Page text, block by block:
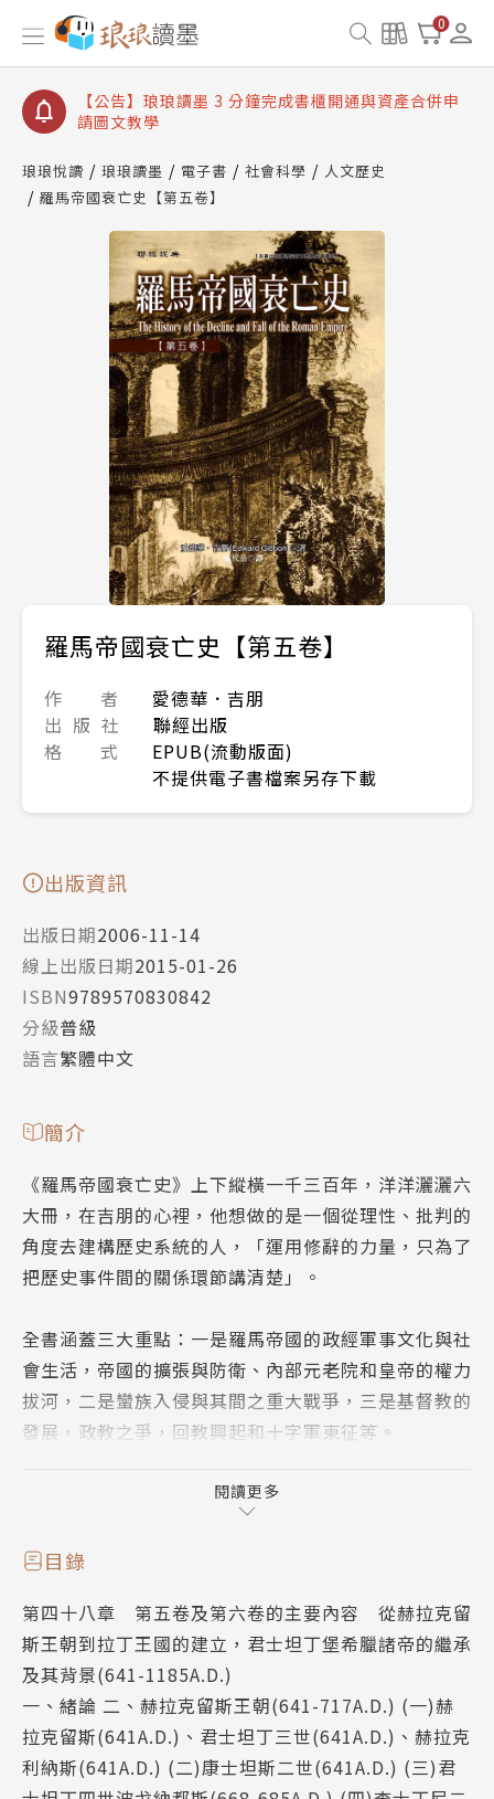
0
【公告】琅琅讀墨數位閱讀資產合併與書櫃開通申請
【公告】琅琅讀墨書櫃開通常見問題
【公告】琅琅讀墨 3 分鐘完成書櫃開通與資產合併申
請圖文教學
查詢
【公告】琅琅讀墨數位閱讀資產合併與書櫃開通申請
琅琅悅讀 琅琅讀墨 電子書 社會科學
人文歷史
羅馬帝國衰亡史【第五卷】
羅馬帝國衰亡史【第五卷】
作 者
愛德華．吉朋
出 版 社
聯經出版
格 式
EPUB(流動版面)
不提供電子書檔案另存下載
出版資訊
出版日期2006-11-14
線上出版日期2015-01-26
ISBN9789570830842
分級普級
語言繁體中文
簡介
《羅馬帝國衰亡史》上下縱橫一千三百年，洋洋灑灑六
大冊，在吉朋的心裡，他想做的是一個從理性、批判的
角度去建構歷史系統的人，「運用修辭的力量，只為了
把歷史事件間的關係環節講清楚」。
全書涵蓋三大重點：一是羅馬帝國的政經軍事文化與社
會生活，帝國的擴張與防衛、內部元老院和皇帝的權力
拔河，二是蠻族入侵與其間之重大戰爭，三是基督教的
發展，政教之爭，回教興起和十字軍東征等。
本書最重要主題之一：文治武功壯盛且又疆域廣袤的羅
馬帝國究竟因何由盛而衰亡？從吉朋的眼中看來，至少
有以下諸因：
羅馬帝國擁有紀律嚴明的龐大軍團，但強大的軍事力量
也不可避免地帶來了軍人干政，軍人不僅介入帝位繼
承，造成動亂，「幾乎每個朝代的替換，都起於篡奪者
之叛逆與謀害」。
經濟和人口也是衰亡的主要原因。戰爭和瘟疫使得人力
閱讀更多
目錄
第四十八章 第五卷及第六卷的主要內容 從赫拉克留
斯王朝到拉丁王國的建立，君士坦丁堡希臘諸帝的繼承
及其背景(641-1185A.D.)
一、緒論 二、赫拉克留斯王朝(641-717A.D.) (一)赫
拉克留斯(641A.D.)、君士坦丁三世(641A.D.)、赫拉克
利納斯(641A.D.) (二)康士坦斯二世(641A.D.) (三)君